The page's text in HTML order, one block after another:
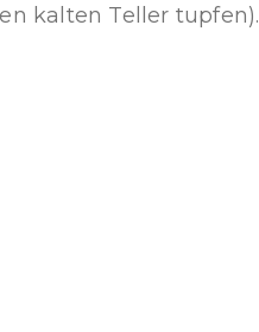
kalten Teller tupfen).